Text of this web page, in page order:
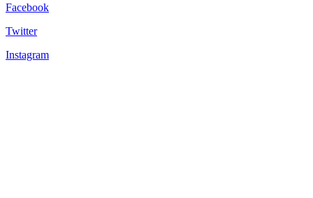
Facebook
Twitter
Instagram